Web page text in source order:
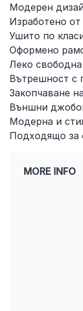
Модерен
Изработено от
Ушито по
Оформено
Леко
Вътрешност с
Закопчаване
Външни
Модерна и
Подходящо за
MORE INFO